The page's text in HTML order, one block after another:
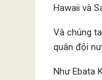
Hawaii và
Và chúng
quân đội
Như Ebata